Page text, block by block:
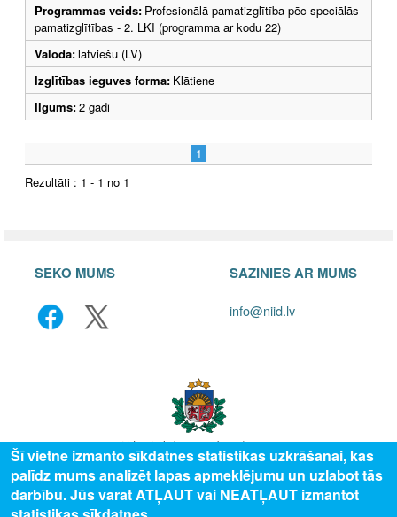
Programmas veids: Profesionālā pamatizglītība pēc speciālās
pamatizglītības - 2. LKI (programma ar kodu 22)
Valoda:latviešu (LV)
Izglītības ieguves forma: Klātiene
Ilgums:2 gadi
1
Rezultāti : 1 - 1 no 1
SEKO MUMS SAZINIES AR MUMS
info@niid.lv
© 2025 Valsts izglītības attīstības aģentūra, publicētā satura visas tiesības
Šī vietne izmanto sīkdatnes statistikas uzkrāšanai, kas
palīdz mums analizēt lapas apmeklējumu un uzlabot tās
darbību. Jūs varat ATĻAUT vai NEATĻAUT izmantot